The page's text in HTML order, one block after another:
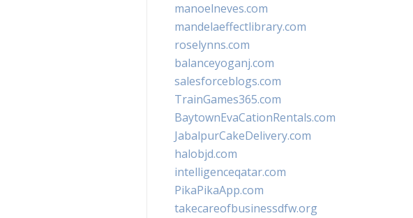
manoelneves.com
mandelaeffectlibrary.com
roselynns.com
balanceyoganj.com
salesforceblogs.com
TrainGames365.com
BaytownEvaCationRentals.com
JabalpurCakeDelivery.com
halobjd.com
intelligenceqatar.com
PikaPikaApp.com
takecareofbusinessdfw.org